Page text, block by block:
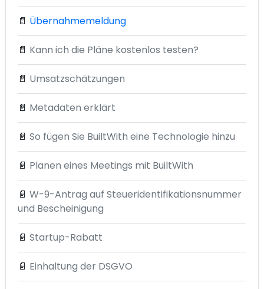
📄 Übernahmemeldung
📄 Kann ich die Pläne kostenlos testen?
📄 Umsatzschätzungen
📄 Metadaten erklärt
📄 So fügen Sie BuiltWith eine Technologie hinzu
📄 Planen eines Meetings mit BuiltWith
📄 W-9-Antrag auf Steueridentifikationsnummer
und Bescheinigung
📄 Startup-Rabatt
📄 Einhaltung der DSGVO